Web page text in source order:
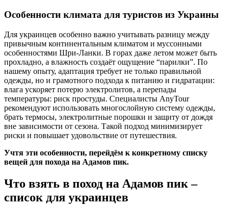
Особенности климата для туристов из Украины
Для украинцев особенно важно учитывать разницу между
привычным континентальным климатом и муссонными
особенностями Шри-Ланки. В горах даже летом может быть
прохладно, а влажность создаёт ощущение “парилки”. По
нашему опыту, адаптация требует не только правильной
одежды, но и грамотного подхода к питанию и гидратации:
влага ускоряет потерю электролитов, а перепады
температуры: риск простуды. Специалисты AnyTour
рекомендуют использовать многослойную систему одежды,
брать термосы, электролитные порошки и защиту от дождя
вне зависимости от сезона. Такой подход минимизирует
риски и повышает удовольствие от путешествия.
Учтя эти особенности, перейдём к конкретному списку
вещей для похода на Адамов пик.
Что взять в поход на Адамов пик –
список для украинцев